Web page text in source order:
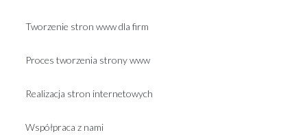
Tworzenie stron www dla firm
Proces tworzenia strony www
Realizacja stron internetowych
Współpraca z nami